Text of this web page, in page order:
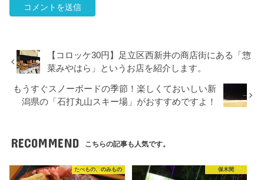
【コロッケ30円】足立区西新井の商店街にある「惣
菜みやはら」というお店を紹介します。
もうすぐスノーボードの季節！楽しくておいしい新
潟県の「石打丸山スキー場」がおすすめですよ！
RECOMMEND こちらの記事も人気です。
たべもの、のみもの 保木間